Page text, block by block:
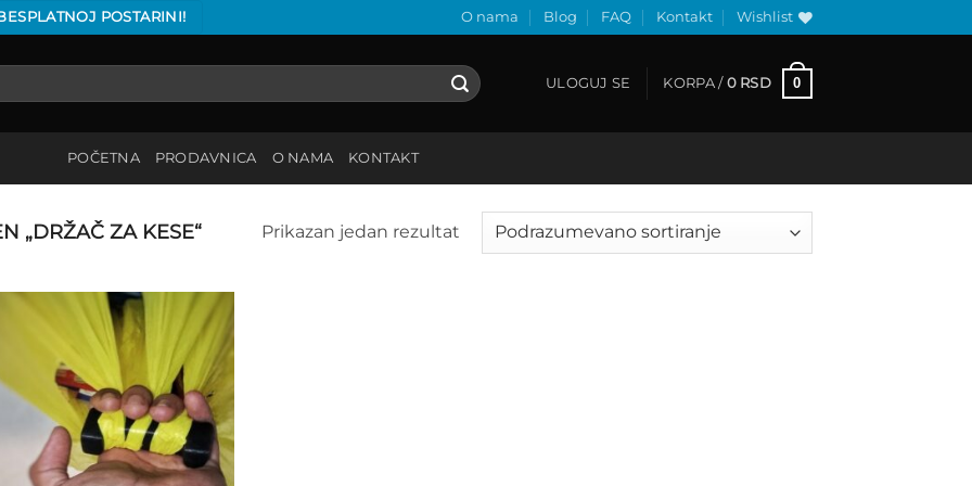
POSTARINI! O nama Blog FAQ Kontakt Wishlist
ULOGUJ SE KORPA / 0 RSD 0
POČETNA PRODAVNICA O NAMA KONTAKT
„DRŽAČ ZA KESE“ Prikazan jedan rezultat
Add to
wishlist